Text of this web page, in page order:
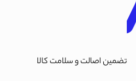
تضمین اصالت و سلامت کالا